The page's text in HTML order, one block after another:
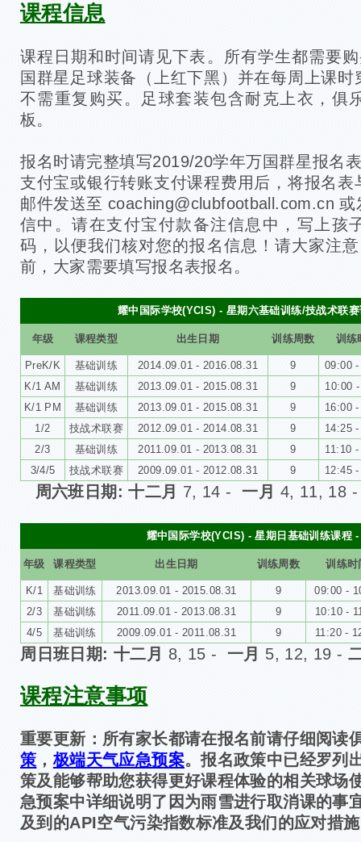
课程信息
课程日期和时间请见下表。所有学生都需要
国群星足球装备（上红下黑）并在每周上课
不需重复购买。足球套装包含耐克上衣，俱
板。
报名时请完整填写2019/20学年万国群星报名
支付宝或银行转账支付课程费用后，将报名
邮件发送至 coaching@clubfootball.com.cn
信中。请在支付宝付款备注信息中，写上孩
码，以便我们核对您的报名信息！请大家注
前，大家需要填写报名表报名。
耀中国际学校(YCIS) - 星期六基础训练/技战术联赛
年级 课程类型 出生日期 训练周数 训练
PreK/K 基础训练 2014.09.01 - 2016.08.31 9
09:00
K/1 AM
基础训练 2013.09.01 - 2015.08.31 9
10:00
K/1 PM
基础训练 2013.09.01 - 2015.08.31 9
16:00
1/2
技战术联赛 2012.09.01 - 2014.08.31 9
14:25
2/3
基础训练 2011.09.01 - 2013.08.31 9
11:10
3/4/5
技战术联赛 2009.09.01 - 2012.08.31 9 12:45
周六班日期:十二月 7, 14 - 一月 4, 11, 18
耀中国际学校(YCIS) -星期日基础训练课程
年级 课程类型 出生日期 训练周数 训练时
K/1 基础训练 2013.09.01 - 2015.08.31 9
09:00 -
2/3
基础训练 2011.09.01 - 2013.08.31 9
10:10 -
4/5
基础训练 2009.09.01 - 2011.08.31 9 11:20 -
周日班日期: 十二月 8, 15 - 一月 5, 12, 19 -
课程注意事项
重要更新：所有家长都请在报名前请仔细阅读
策 ，极端天气应急预案。报名政策中已经罗列
策及能够帮助您获得更好课程体验的相关球场
急预案中详细说明了因为雨雪进行取消课的事
及到的API空气污染指数标准及我们的应对措